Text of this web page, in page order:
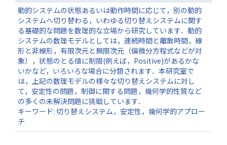
動的システムの状態あるいは動作時間に応じて，別の動的
システムへ切り替わる，いわゆる切り替えシステムに関す
る基礎的な問題を数理的な立場から研究しています．動的
システムの数理モデルとしては，連続時間と離散時間，線
形と非線形，有限次元と無限次元（偏微分方程式などが対
象），状態のとる値に制限(例えば，Positive)があるかな
いかなど，いろいろな場合に分類されます．本研究室で
は，上記の数理モデルの様々な切り替えシステムに対し
て，安定性の問題，制御に関する問題，幾何学的性質など
の多くの未解決問題に挑戦しています．
キーワード: 切り替えシステム，安定性，幾何学的アプロー
チ